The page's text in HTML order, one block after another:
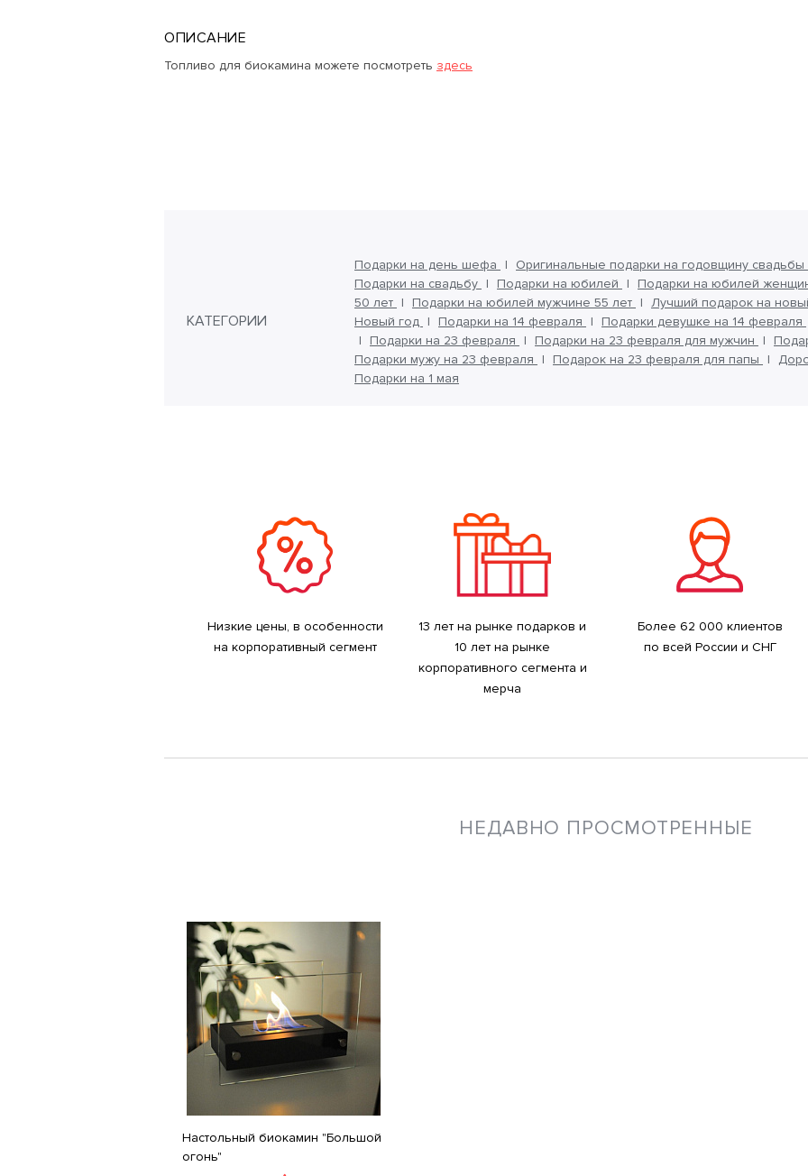
ОПИСАНИЕ
Топливо для биокамина можете посмотреть здесь
КАТЕГОРИИ
Подарки на день шефа Оригинальные подарки на годовщину свадьбы
Подарки на свадьбу
Подарки на юбилей Подарки на юбилей
50 лет
Подарки на юбилей мужчине 55 лет Лучший подарок на
Новый год
Подарки на 14 февраля Подарки девушке на 14 февраля
Подарки на 23 февраля
Подарки на 23 февраля для мужчин
Подарки мужу на 23 февраля
Подарок на 23 февраля для папы
Подарки на 1 мая
Низкие цены, в особенности
на корпоративный сегмент
13 лет на рынке подарков и
10 лет на рынке
корпоративного сегмента и
мерча
Более 62 000 клиентов
по всей России и СНГ
НЕДАВНО ПРОСМОТРЕННЫЕ
Настольный биокамин "Большой
огонь"